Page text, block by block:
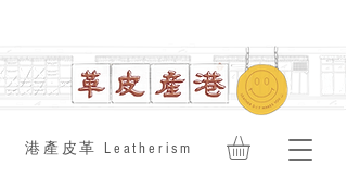
​港產皮革 Leatherism